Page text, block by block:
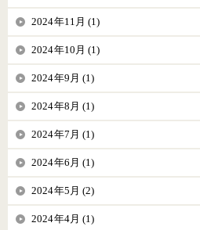
2024年11月 (1)
2024年10月 (1)
2024年9月 (1)
2024年8月 (1)
2024年7月 (1)
2024年6月 (1)
2024年5月 (2)
2024年4月 (1)